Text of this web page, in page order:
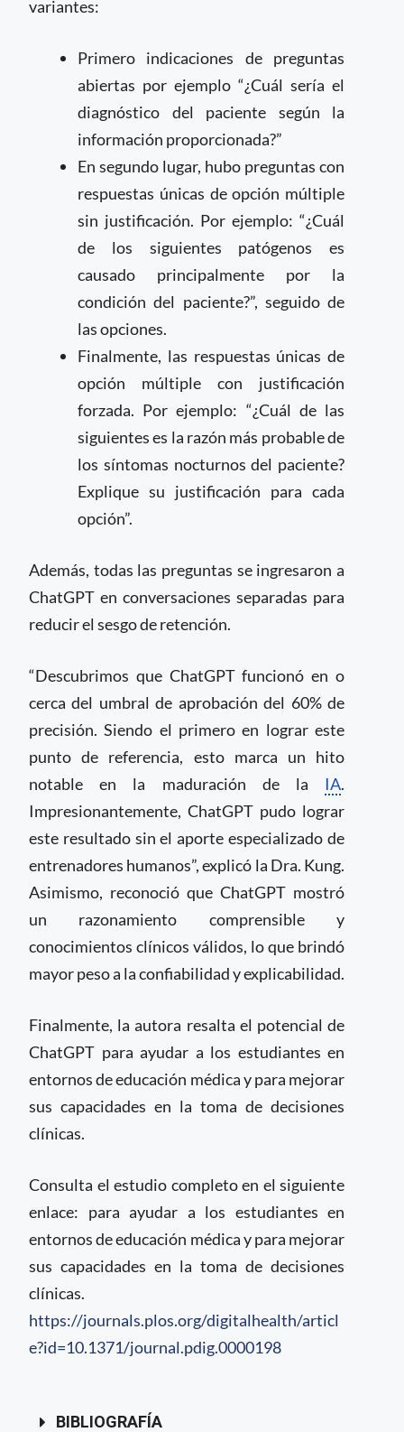
variantes:
Primero indicaciones de preguntas
abiertas por ejemplo “¿Cuál sería el
diagnóstico del paciente según la
información proporcionada?”
En segundo lugar, hubo preguntas con
respuestas únicas de opción múltiple
sin justificación. Por ejemplo: “¿Cuál
de los siguientes patógenos es
causado principalmente por la
condición del paciente?”, seguido de
las opciones.
Finalmente, las respuestas únicas de
opción múltiple con justificación
forzada. Por ejemplo: “¿Cuál de las
siguientes es la razón más probable de
los síntomas nocturnos del paciente?
Explique su justificación para cada
opción”.
Además, todas las preguntas se ingresaron a
ChatGPT en conversaciones separadas para
reducir el sesgo de retención.
“Descubrimos que ChatGPT funcionó en o
cerca del umbral de aprobación del 60% de
precisión. Siendo el primero en lograr este
punto de referencia, esto marca un hito
notable en la maduración de la IA.
Impresionantemente, ChatGPT pudo lograr
este resultado sin el aporte especializado de
entrenadores humanos”, explicó la Dra. Kung.
Asimismo, reconoció que ChatGPT mostró
un razonamiento comprensible y
conocimientos clínicos válidos, lo que brindó
mayor peso a la confiabilidad y explicabilidad.
Finalmente, la autora resalta el potencial de
ChatGPT para ayudar a los estudiantes en
entornos de educación médica y para mejorar
sus capacidades en la toma de decisiones
clínicas.
Consulta el estudio completo en el siguiente
enlace: para ayudar a los estudiantes en
entornos de educación médica y para mejorar
sus capacidades en la toma de decisiones
clínicas.
https://journals.plos.org/digitalhealth/articl
e?id=10.1371/journal.pdig.0000198
BIBLIOGRAFÍA